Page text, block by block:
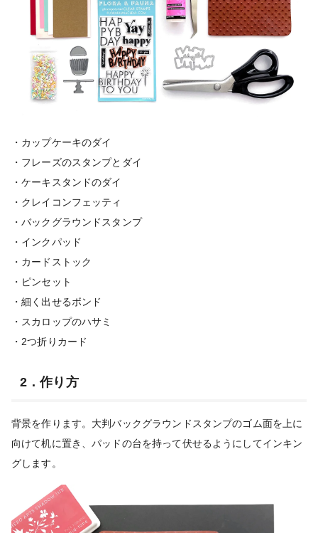
・カップケーキのダイ
・フレーズのスタンプとダイ
・ケーキスタンドのダイ
・クレイコンフェッティ
・バックグラウンドスタンプ
・インクパッド
・カードストック
・ピンセット
・細く出せるボンド
・スカロップのハサミ
・2つ折りカード
2．作り方
背景を作ります。大判バックグラウンドスタンプのゴム面を上に
向けて机に置き、パッドの台を持って伏せるようにしてインキン
グします。